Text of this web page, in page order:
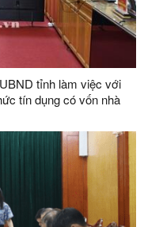
tỉnh làm việc với
tín dụng có vốn nhà